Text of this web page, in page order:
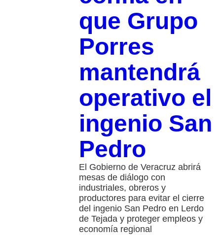
que Grupo
Porres
mantendrá
operativo el
ingenio San
Pedro
El Gobierno de Veracruz abrirá
mesas de diálogo con
industriales, obreros y
productores para evitar el cierre
del ingenio San Pedro en Lerdo
de Tejada y proteger empleos y
economía regional